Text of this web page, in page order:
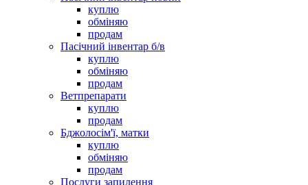
куплю
обміняю
продам
Пасічний інвентар б/в
куплю
обміняю
продам
Ветпрепарати
куплю
продам
Бджолосім'ї, матки
куплю
обміняю
продам
Послуги запилення